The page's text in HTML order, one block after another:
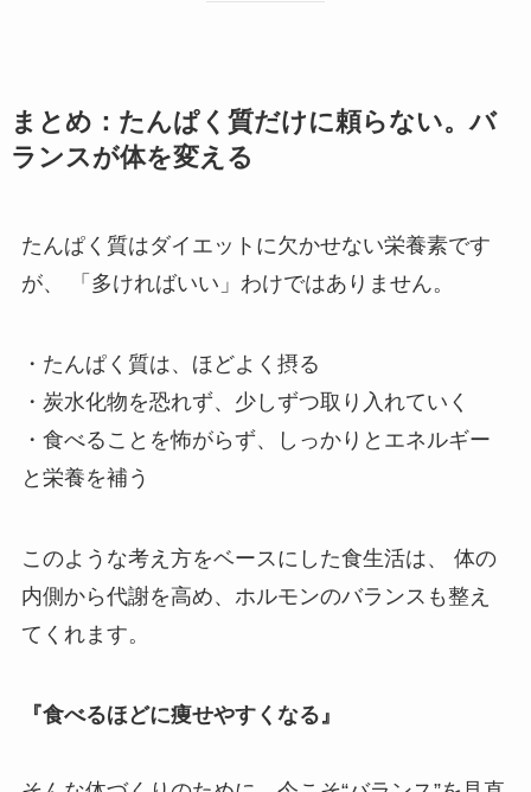
まとめ：たんぱく質だけに頼らない。バ
ランスが体を変える
たんぱく質はダイエットに欠かせない栄養素です
が、 「多ければいい」わけではありません。
・たんぱく質は、ほどよく摂る
・炭水化物を恐れず、少しずつ取り入れていく
・食べることを怖がらず、しっかりとエネルギー
と栄養を補う
このような考え方をベースにした食生活は、 体の
内側から代謝を高め、ホルモンのバランスも整え
てくれます。
『食べるほどに痩せやすくなる』